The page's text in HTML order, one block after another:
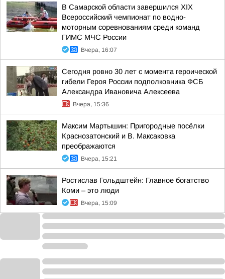
В Самарской области завершился XIХ
Всероссийский чемпионат по водно-
моторным соревнованиям среди команд
ГИМС МЧС России
Вчера, 16:07
Сегодня ровно 30 лет с момента героической
гибели Героя России подполковника ФСБ
Александра Ивановича Алексеева
Вчера, 15:36
Максим Мартышин: Пригородные посёлки
Краснозатонский и В. Максаковка
преображаются
Вчера, 15:21
Ростислав Гольдштейн: Главное богатство
Коми – это люди
Вчера, 15:09